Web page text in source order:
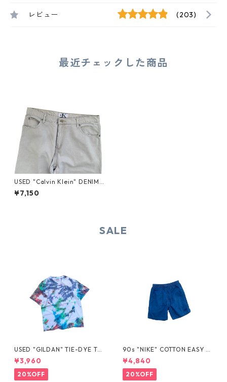
レビュー (203)
最近チェックした商品
USED "Calvin Klein" DENIM
PANTS
¥7,150
SALE
USED "GILDAN" TIE-DYE TE
E
¥3,960
20%OFF
90s "NIKE" COTTON EASY S
HORTS
¥4,840
20%OFF